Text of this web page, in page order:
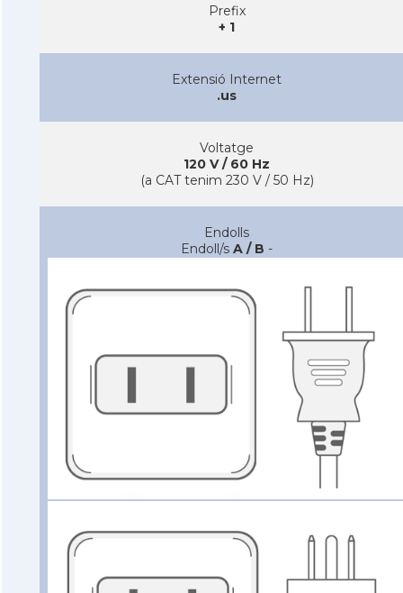
Prefix
+ 1
Extensió Internet
.us
Voltatge
120 V / 60 Hz
(a CAT tenim 230 V / 50 Hz)
Endolls
Endoll/s A / B -